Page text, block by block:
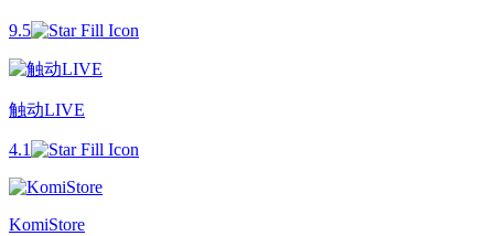
9.5
触动LIVE
4.1
KomiStore